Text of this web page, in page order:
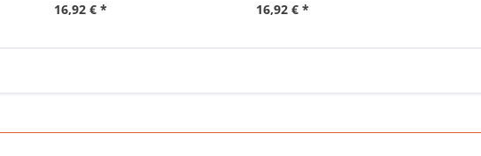
16,92 € * 16,92 € *